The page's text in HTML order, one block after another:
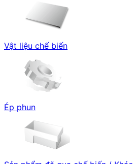
Vật liệu chế biến
Ép phun